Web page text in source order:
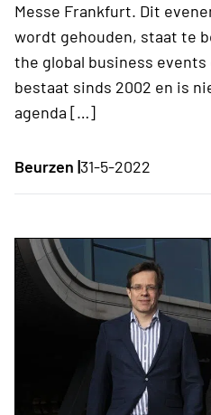
Messe Frankfurt. Dit
wordt gehouden, staat te
the global business events
bestaat sinds 2002 en is
agenda […]
Beurzen |31-5-2022